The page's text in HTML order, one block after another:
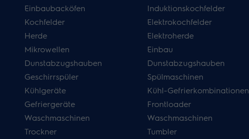
Einbaubacköfen
Kochfelder
Herde
Mikrowellen
Dunstabzugshauben
Geschirrspüler
Kühlgeräte
Gefriergeräte
Waschmaschinen
Trockner
Induktionskochfelder
Elektrokochfelder
Elektroherde
Einbau
Dunstabzugshauben
Spülmaschinen
Kühl-Gefrierkombinationen
Frontloader
Waschmaschinen
Tumbler